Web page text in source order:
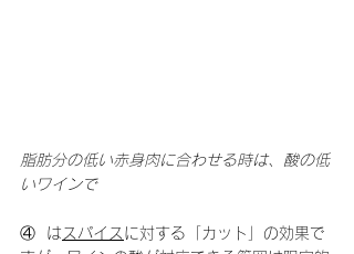
脂肪分の低い赤身肉に合わせる時は、酸の低
いワインで
④  は スパイス に対する「カット」の効果で